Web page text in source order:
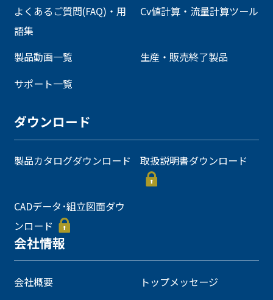
よくあるご質問(FAQ)・用
語集
Cv値計算・流量計算ツール
製品動画一覧
生産・販売終了製品
サポート一覧
ダウンロード
製品カタログダウンロード 取扱説明書ダウンロード
CADデータ･組立図面ダウ
ンロード
会社情報
会社概要
トップメッセージ